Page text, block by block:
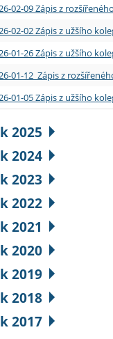
02-09 Zápis z
02-02 Zápis z užšího
01-26 Zápis z užšího
01-12 Zápis z
01-05 Zápis z užšího
2025
2024
2023
2022
2021
2020
2019
2018
2017